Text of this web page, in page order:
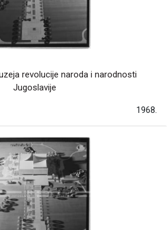
revolucije naroda i narodnosti
Jugoslavije
1968.